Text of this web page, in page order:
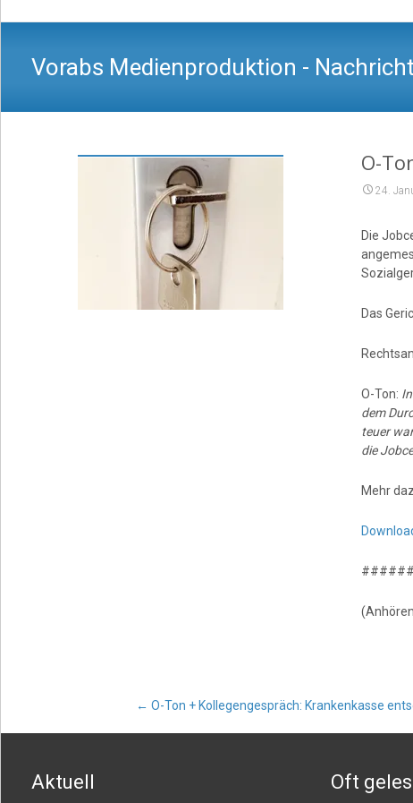
Vorabs Medienproduktion -
O-
24.
Die
Das
O-Ton:
dem
teuer
die
Mehr
Post
navigation
← O-Ton + Kollegengespräch: Krankenkasse
Aktuell Oft